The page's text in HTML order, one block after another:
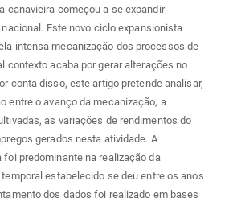
canavieira começou a se expandir
Este novo ciclo expansionista
intensa mecanização dos processos de
contexto acaba por gerar alterações no
conta disso, este artigo pretende analisar,
entre o avanço da mecanização, a
as variações de rendimentos do
gerados nesta atividade. A
predominante na realização da
estabelecido se deu entre os anos
dos dados foi realizado em bases